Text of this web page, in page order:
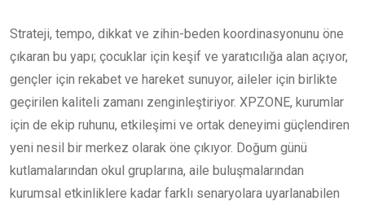
Strateji, tempo, dikkat ve zihin-beden koordinasyonunu öne
çıkaran bu yapı; çocuklar için keşif ve yaratıcılığa alan açıyor,
gençler için rekabet ve hareket sunuyor, aileler için birlikte
geçirilen kaliteli zamanı zenginleştiriyor. XPZONE, kurumlar
için de ekip ruhunu, etkileşimi ve ortak deneyimi güçlendiren
yeni nesil bir merkez olarak öne çıkıyor. Doğum günü
kutlamalarından okul gruplarına, aile buluşmalarından
kurumsal etkinliklere kadar farklı senaryolara uyarlanabilen